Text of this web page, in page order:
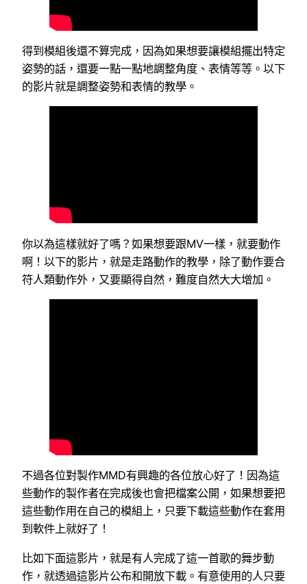
得到模組後還不算完成，因為如果想要讓模組擺出特定
姿勢的話，還要一點一點地調整角度、表情等等。以下
的影片就是調整姿勢和表情的教學。
你以為這樣就好了嗎？如果想要跟MV一樣，就要動作
啊！以下的影片，就是走路動作的教學，除了動作要合
符人類動作外，又要顯得自然，難度自然大大增加。
不過各位對製作MMD有興趣的各位放心好了！因為這
些動作的製作者在完成後也會把檔案公開，如果想要把
這些動作用在自己的模組上，只要下載這些動作在套用
到軟件上就好了！
比如下面這影片，就是有人完成了這一首歌的舞步動
作，就透過這影片公布和開放下載。有意使用的人只要